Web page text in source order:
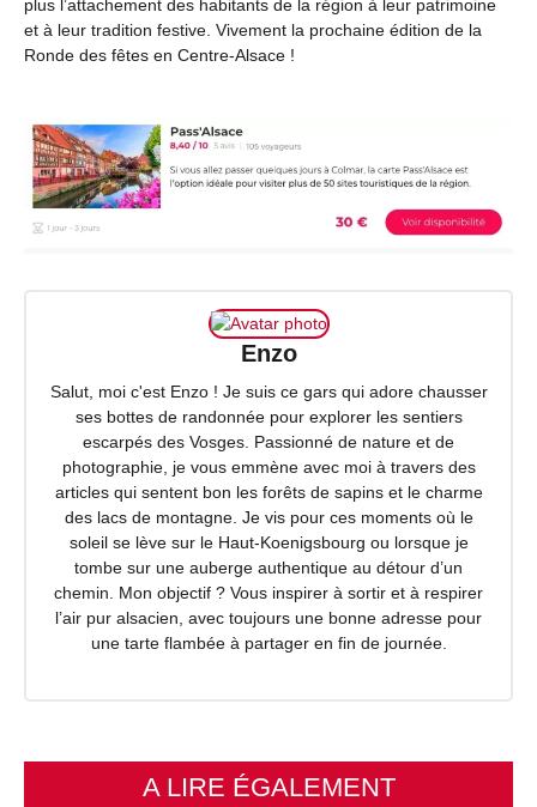
plus l’attachement des habitants de la région à leur patrimoine
et à leur tradition festive. Vivement la prochaine édition de la
Ronde des fêtes en Centre-Alsace !
Enzo
Salut, moi c'est Enzo ! Je suis ce gars qui adore chausser
ses bottes de randonnée pour explorer les sentiers
escarpés des Vosges. Passionné de nature et de
photographie, je vous emmène avec moi à travers des
articles qui sentent bon les forêts de sapins et le charme
des lacs de montagne. Je vis pour ces moments où le
soleil se lève sur le Haut-Koenigsbourg ou lorsque je
tombe sur une auberge authentique au détour d’un
chemin. Mon objectif ? Vous inspirer à sortir et à respirer
l’air pur alsacien, avec toujours une bonne adresse pour
une tarte flambée à partager en fin de journée.
A LIRE ÉGALEMENT